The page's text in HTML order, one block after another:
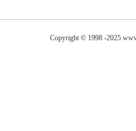
Copyright © 1998 -2025